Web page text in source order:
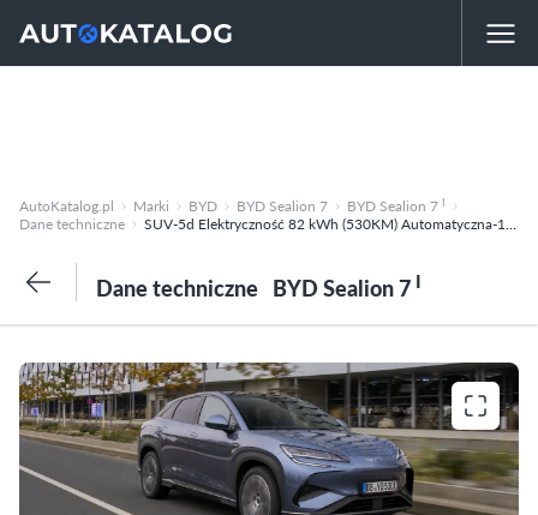
AutoKatalog.pl Marki BYD BYD Sealion 7 BYD Sealion 7 I
Dane techniczne SUV-5d Elektryczność 82 kWh (530KM) Automatyczna-1 Design
Dane techniczne BYD Sealion 7 I